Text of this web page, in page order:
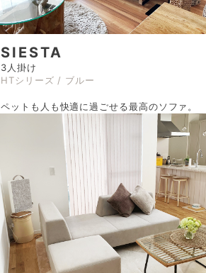
SIESTA
3人掛け
HTシリーズ / ブルー
ペットも人も快適に過ごせる最高のソファ。